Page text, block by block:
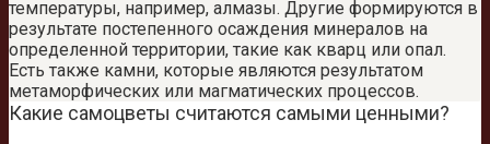
температуры, например, алмазы. Другие формируются в
результате постепенного осаждения минералов на
определенной территории, такие как кварц или опал.
Есть также камни, которые являются результатом
метаморфических или магматических процессов.
Какие самоцветы считаются самыми ценными?